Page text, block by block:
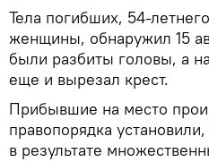
Тела погибших, 54-
женщины, обнаружил 15
были разбиты головы, а
еще и вырезал крест.
Прибывшие на место
правопорядка
в результате